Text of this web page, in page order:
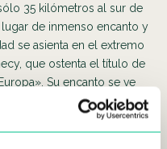
35 kilómetros al sur de
lugar de inmenso encanto y
se asienta en el extremo
que ostenta el título de
Su encanto se ve
Plage la Brune, en
Municipal, en Saint-Jorioz.